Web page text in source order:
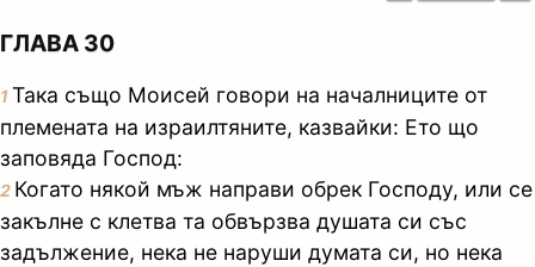
ГЛАВА 30
1Така също Моисей говори на началниците от
племената на израилтяните, казвайки: Ето що
заповяда Господ:
2 Когато някой мъж направи обрек Господу, или се
закълне с клетва та обвързва душата си със
задължение, нека не наруши думата си, но нека